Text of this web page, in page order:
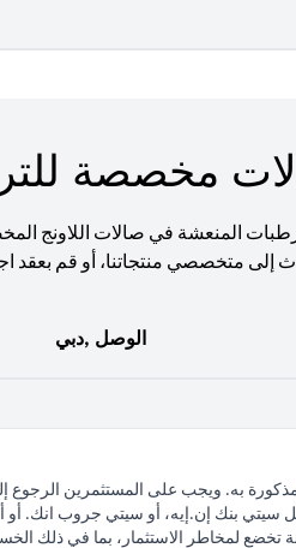
مخصصة
المنعشة في صالات اللاونج
إلى متخصصي منتجاتنا، أو قم
الوصل ,دبي
به. ويجب على المستثمرين
سيتي بنك إن.إيه، أو سيتي جروب انك.
لمخاطر الاستثمار، بما في ذلك